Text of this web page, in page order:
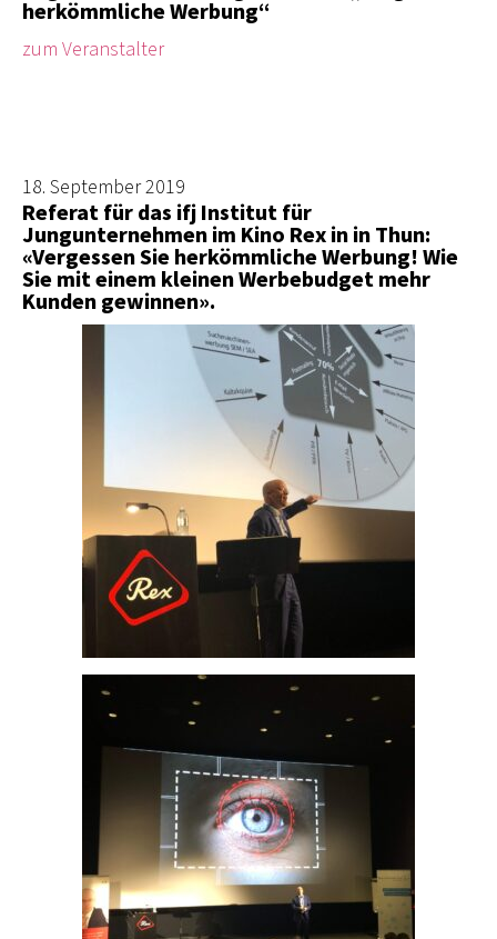
herkömmliche Werbung“
zum Veranstalter
18. September 2019
Referat für das ifj Institut für
Jungunternehmen im Kino Rex in in Thun:
«Vergessen Sie herkömmliche Werbung! Wie
Sie mit einem kleinen Werbebudget mehr
Kunden gewinnen».